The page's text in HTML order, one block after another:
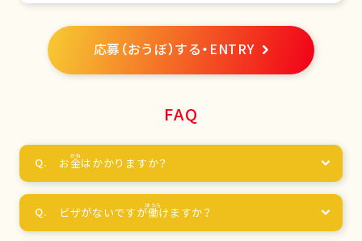
応募（おうぼ）する・ENTRY
FAQ
お金はかかりますか？
ビザがないですが働けますか？